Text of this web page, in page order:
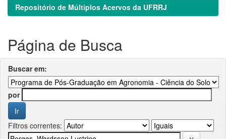
Repositório de Múltiplos Acervos da UFRRJ
Página de Busca
Buscar em:
por
Filtros correntes: